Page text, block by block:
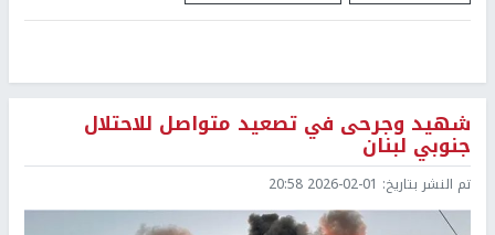
شهيد وجرحى في تصعيد متواصل للاحتلال
جنوبي لبنان
تم النشر بتاريخ: 2026-02-01 20:58